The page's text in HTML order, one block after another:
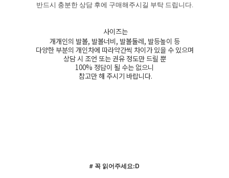
반드시 충분한 상담 후에 구매해주시길 부탁 드립니다.
사이즈는
개개인의 발볼, 발볼너비, 발볼둘레, 발등높이 등
다양한 부분의 개인차에 따라약간씩 차이가 있을 수 있으며
상담 시 조언 또는 권유 정도만 드릴 뿐
100% 정답이 될 수는 없으니
참고만 해 주시기 바랍니다.
# 꼭 읽어주세요:D